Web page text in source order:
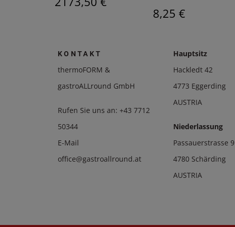
8,25 €
KONTAKT
thermoFORM &
gastroALLround GmbH
Rufen Sie uns an: +43 7712
50344
E-Mail
office@gastroallround.at
Hauptsitz
Hackledt 42
4773 Eggerding
AUSTRIA
Niederlassung
Passauerstrasse 9
4780 Schärding
AUSTRIA